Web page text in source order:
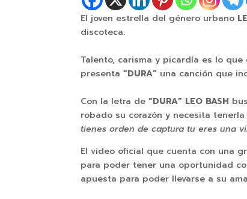
El joven estrella del género urbano
discoteca.
Talento, carisma y picardía es lo
presenta “DURA” una canción que
Con la letra de“DURA” LEO BASH
robado su corazón y necesita
tienes orden de captura tu eres una
El video oficial que cuenta con una
para poder tener una oportunidad
apuesta para poder llevarse a su